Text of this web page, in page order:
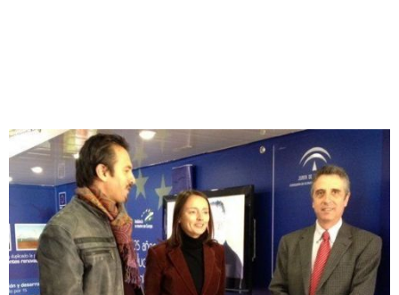
OBRAS
NECROLÓGICAS
GALERÍAS